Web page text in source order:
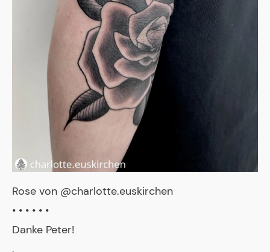
Rose von @charlotte.euskirchen
• • • • • •
Danke Peter!
.